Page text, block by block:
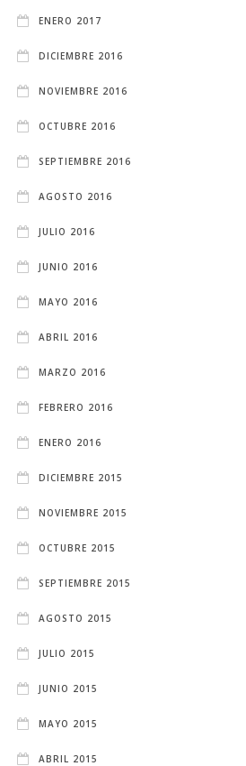
ENERO 2017
DICIEMBRE 2016
NOVIEMBRE 2016
OCTUBRE 2016
SEPTIEMBRE 2016
AGOSTO 2016
JULIO 2016
JUNIO 2016
MAYO 2016
ABRIL 2016
MARZO 2016
FEBRERO 2016
ENERO 2016
DICIEMBRE 2015
NOVIEMBRE 2015
OCTUBRE 2015
SEPTIEMBRE 2015
AGOSTO 2015
JULIO 2015
JUNIO 2015
MAYO 2015
ABRIL 2015